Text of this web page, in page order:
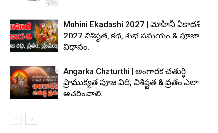
Mohini Ekadashi 2027 | మోహినీ ఏకాదశి
2027 విశిష్ఠత, కథ, శుభ సమయం & పూజా
విధానం.
Angarka Chaturthi | అంగారక చతుర్థి
ప్రాముక్యత పూజ విధి, విశిష్టత & వ్రతం ఎలా
ఆచరించాలి.